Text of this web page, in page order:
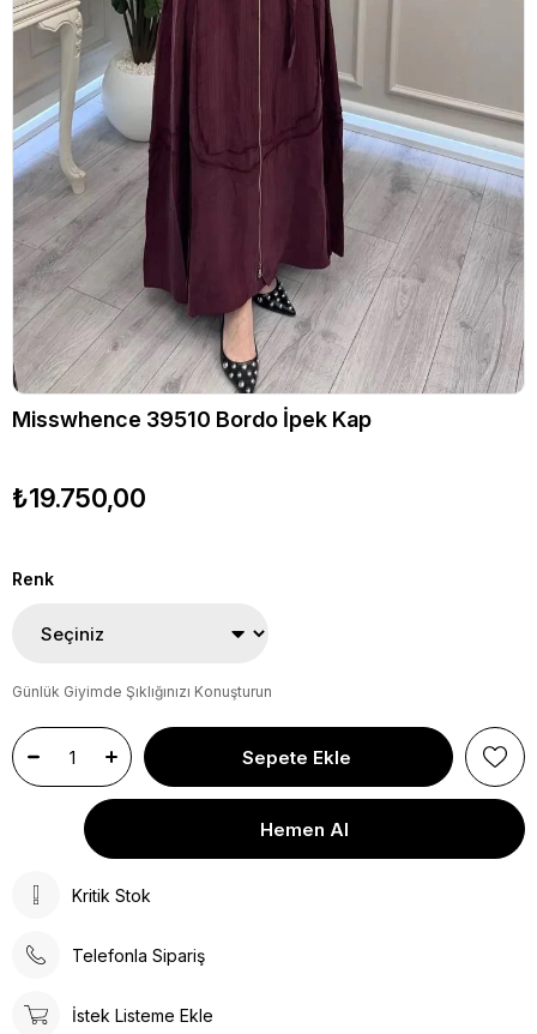
Misswhence 39510 Bordo İpek Kap
₺19.750,00
Renk
Günlük Giyimde Şıklığınızı Konuşturun
Kritik Stok
Telefonla Sipariş
İstek Listeme Ekle